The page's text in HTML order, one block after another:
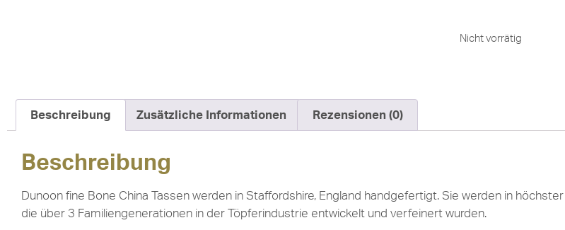
Nicht vorrätig
Beschreibung Zusätzliche Informationen Rezensionen (0)
Beschreibung
Dunoon fine Bone China Tassen werden in Staffordshire, England handgefertigt. Sie werden in
die über 3 Familiengenerationen in der Töpferindustrie entwickelt und verfeinert wurden.